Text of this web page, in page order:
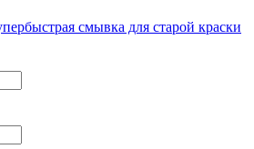
смывка для старой краски